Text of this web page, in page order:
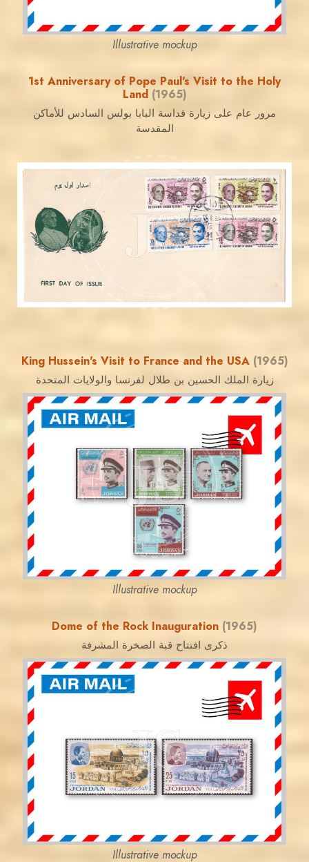
Illustrative mockup
1st Anniversary of Pope Paul's Visit to the Holy
Land (1965)
مرور عام على زيارة قداسة البابا بولس السادس للأماكن
المقدسة
JS
JORDANSTAMPS.COM
EST. 2007
King Hussein's Visit to France and the USA (1965)
زيارة الملك الحسين بن طلال لفرنسا والولايات المتحدة
JS
JORDANSTAMPS.COM
EST. 2007
Illustrative mockup
Dome of the Rock Inauguration (1965)
ذكرى افتتاح قبة الصخرة المشرفة
JS
JORDANSTAMPS.COM
Illustrative mockup